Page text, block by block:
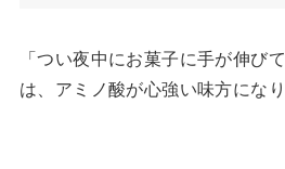
「つい夜中にお菓子に手が伸び
は、アミノ酸が心強い味方になり